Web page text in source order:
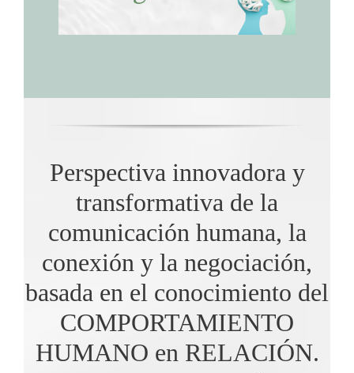
Perspectiva innovadora y
transformativa de la
comunicación humana, la
conexión y la negociación,
basada en el conocimiento del
COMPORTAMIENTO
HUMANO en RELACIÓN.